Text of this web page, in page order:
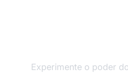
Experimente o poder